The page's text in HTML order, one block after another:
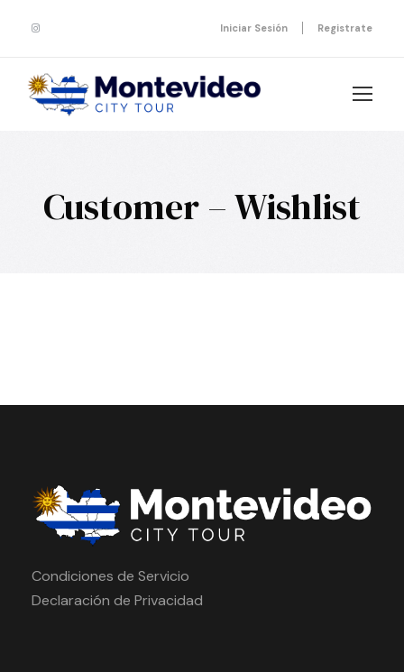
Iniciar Sesión Registrate
Customer – Wishlist
Condiciones de Servicio
Declaración de Privacidad